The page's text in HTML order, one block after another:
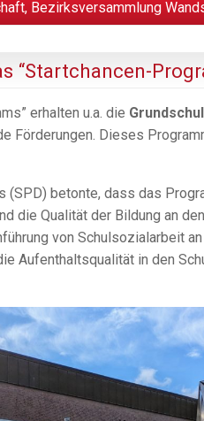
Bezirksversammlung
“Startchancen-
erhalten u.a. die
Förderungen. Dieses
(SPD) betonte, dass das
die Qualität der Bildung an
von Schulsozialarbeit
Aufenthaltsqualität in den